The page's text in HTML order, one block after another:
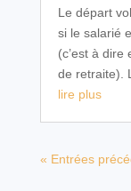
Le départ
si le salarié
(c’est à dire
de retraite).
lire plus
« Entrées